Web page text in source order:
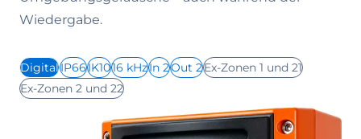
Wiedergabe.
DigitalIP66IK1016 kHzIn 2Out 2Ex-Zonen 1 und 21
Ex-Zonen 2 und 22